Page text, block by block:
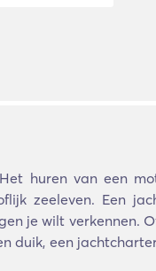
huren van een
zeeleven. Een
je wilt verkennen.
duik, een